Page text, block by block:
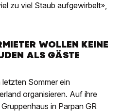
zu viel Staub aufgewirbelt»,
WOLLEN KEINE
ALS GÄSTE
letzten Sommer ein
organisieren. Auf ihre
in Parpan GR